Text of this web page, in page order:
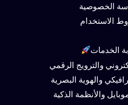
الخصوصية
الاستخدام
الخدمات
والترويج الرقمي
والهوية البصرية
والأنظمة الذكية